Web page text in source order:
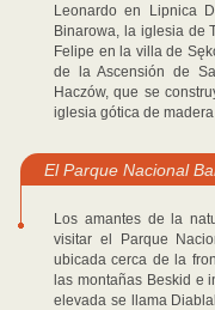
Leonardo en Lipnica
Binarowa, la iglesia de
Felipe en la villa de
de la Ascensión de
Haczów, que se
iglesia gótica de
El Parque Nacional
Los amantes de la
visitar el Parque
ubicada cerca de la
las montañas Beskid e
elevada se llama